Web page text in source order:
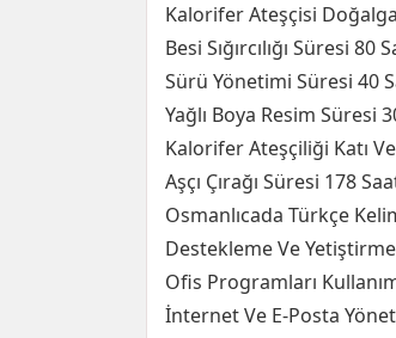
Kalorifer Ateşçisi
Besi Sığırcılığı Süresi 80
Sürü Yönetimi Süresi 40
Yağlı Boya Resim Süresi
Kalorifer Ateşçiliği Katı Ve
Aşçı Çırağı Süresi 178
Osmanlıcada Türkçe
Destekleme Ve
Ofis Programları
İnternet Ve E-Posta